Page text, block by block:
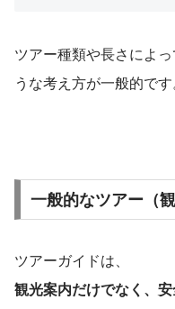
ツアー種類や長さによ
うな考え方が一般的です
一般的なツアー（
ツアーガイドは、
観光案内だけでなく、